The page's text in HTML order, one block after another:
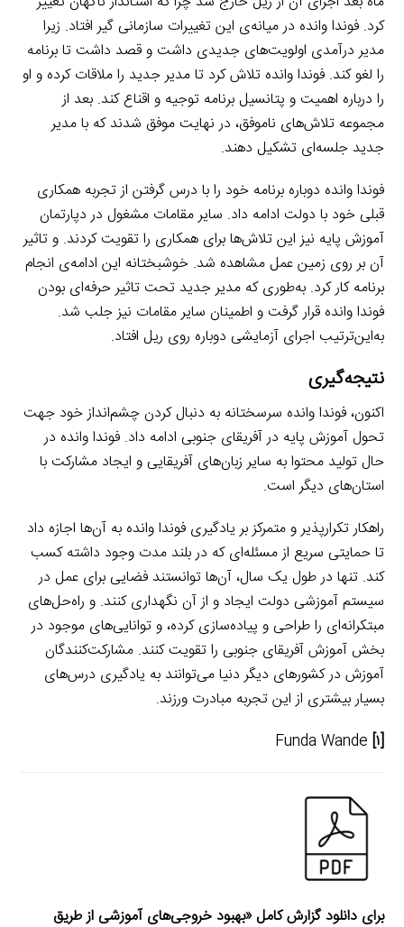
کرد. فوندا وانده در میانه‌ی این تغییرات سازمانی گیر افتاد. زیرا
مدیر درآمدی اولویت‌های جدیدی داشت و قصد داشت تا برنامه
را لغو کند. فوندا وانده تلاش کرد تا مدیر جدید را ملاقات کرده و او
را درباره اهمیت و پتانسیل برنامه توجیه و اقناع کند. بعد از
مجموعه تلاش‌های ناموفق، در نهایت موفق شدند که با مدیر
جدید جلسه‌ای تشکیل دهند.
فوندا وانده دوباره برنامه خود را با درس گرفتن از تجربه همکاری
قبلی خود با دولت ادامه داد. سایر مقامات مشغول در دپارتمان
آموزش پایه نیز این تلاش‌ها برای همکاری را تقویت کردند. و تاثیر
آن بر روی زمین عمل مشاهده شد. خوشبختانه این ادامه‌ی انجام
برنامه کار کرد. به‌طوری که مدیر جدید تحت تاثیر حرفه‌ای بودن
فوندا وانده قرار گرفت و اطمینان سایر مقامات نیز جلب شد.
به‌این‌ترتیب اجرای آزمایشی دوباره روی ریل افتاد.
نتیجه‌گیری
اکنون، فوندا وانده سرسختانه به دنبال کردن چشم‌انداز خود جهت
تحول آموزش پایه در آفریقای جنوبی ادامه داد. فوندا وانده در
حال تولید محتوا به سایر زبان‌های آفریقایی و ایجاد مشارکت با
استان‌های دیگر است.
راهکار تکرارپذیر و متمرکز بر یادگیری فوندا وانده به آن‌ها اجازه داد
تا حمایتی سریع از مسئله‌ای که در بلند مدت وجود داشته کسب
کند. تنها در طول یک سال، آن‌ها توانستند فضایی برای عمل در
سیستم آموزشی دولت ایجاد و از آن نگهداری کنند. و راه‌حل‌های
مبتکرانه‌ای را طراحی و پیاده‌سازی کرده، و توانایی‌های موجود در
بخش آموزش آفریقای جنوبی را تقویت کنند. مشارکت‌کنندگان
آموزش در کشورهای دیگر دنیا می‌توانند به یادگیری درس‌های
بسیار بیشتری از این تجربه مبادرت ورزند.
[۱]
برای دانلود گزارش کامل «بهبود خروجی‌های آموزشی از طریق